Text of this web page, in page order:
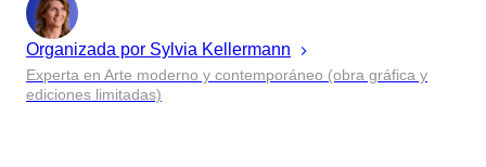
Organizada por Sylvia Kellermann
Experta en Arte moderno y contemporáneo (obra gráfica y
ediciones limitadas)